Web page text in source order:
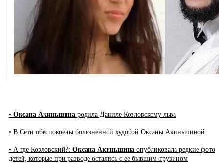
• Оксана Акиньшина родила Даниле Козловскому льва
• В Сети обеспокоены болезненной худобой Оксаны Акиньшиной
• А где Козловский?: Оксана Акиньшина опубликовала редкие фото
детей, которые при разводе остались с ее бывшим-грузином